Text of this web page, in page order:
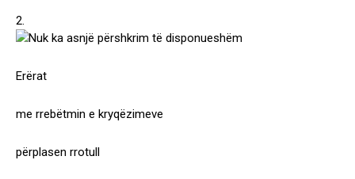
2.
Erërat
me rrebëtmin e kryqëzimeve
përplasen rrotull